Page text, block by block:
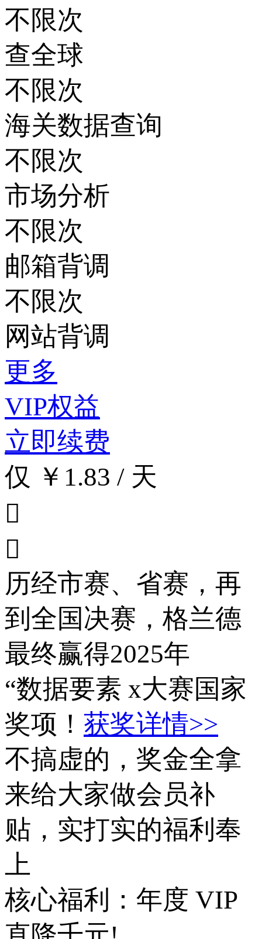
不限次
查全球
不限次
海关数据查询
不限次
市场分析
不限次
邮箱背调
不限次
网站背调
更多
VIP权益
立即续费
仅 ￥1.83 / 天


历经市赛、省赛，再
到全国决赛，格兰德
最终赢得2025年
“数据要素 x大赛国家
奖项！ 获奖详情>>
不搞虚的，奖金全拿
来给大家做会员补
贴，实打实的福利奉
上
核心福利：年度 VIP